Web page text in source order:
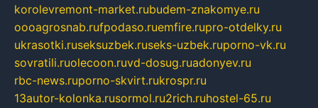
korolevremont-market.rubudem-znakomye.ru
oooagrosnab.rufpodaso.ruemfire.rupro-otdelky.ru
ukrasotki.ruseksuzbek.ruseks-uzbek.ruporno-vk.ru
sovratili.ruolecoon.ruvd-dosug.ruadonyev.ru
rbc-news.ruporno-skvirt.rukrospr.ru
13autor-kolonka.rusormol.ru2rich.ruhostel-65.ru